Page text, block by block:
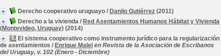
Derecho cooperativo uruguayo / Danilo Gutiérrez (2011)
Derecho a la vivienda / Red Asentamientos Humanos Hábitat y Vivienda
(Montevideo, Uruguay) (2014)
El sistema cooperativo como instrumento jurídico para la regularización
de asentamientos / Enrique Malel en Revista de la Asociación de Escribanos
del Uruguay, v. 102 (Enero - Diciembre)